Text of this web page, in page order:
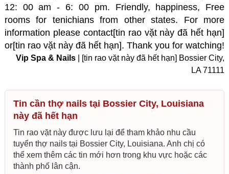
12: 00 am - 6: 00 pm. Friendly, happiness, Free
rooms for tenichians from other states. For more
information please contact[tin rao vặt này đã hết hạn]
or[tin rao vặt này đã hết hạn]. Thank you for watching!
Vip Spa & Nails | [tin rao vặt này đã hết hạn] Bossier City,
LA 71111
Tin cần thợ nails tại Bossier City, Louisiana
này đã hết hạn
Tin rao vặt này được lưu lại để tham khảo nhu cầu
tuyển thợ nails tại Bossier City, Louisiana. Anh chị có
thể xem thêm các tin mới hơn trong khu vực hoặc các
thành phố lân cận.